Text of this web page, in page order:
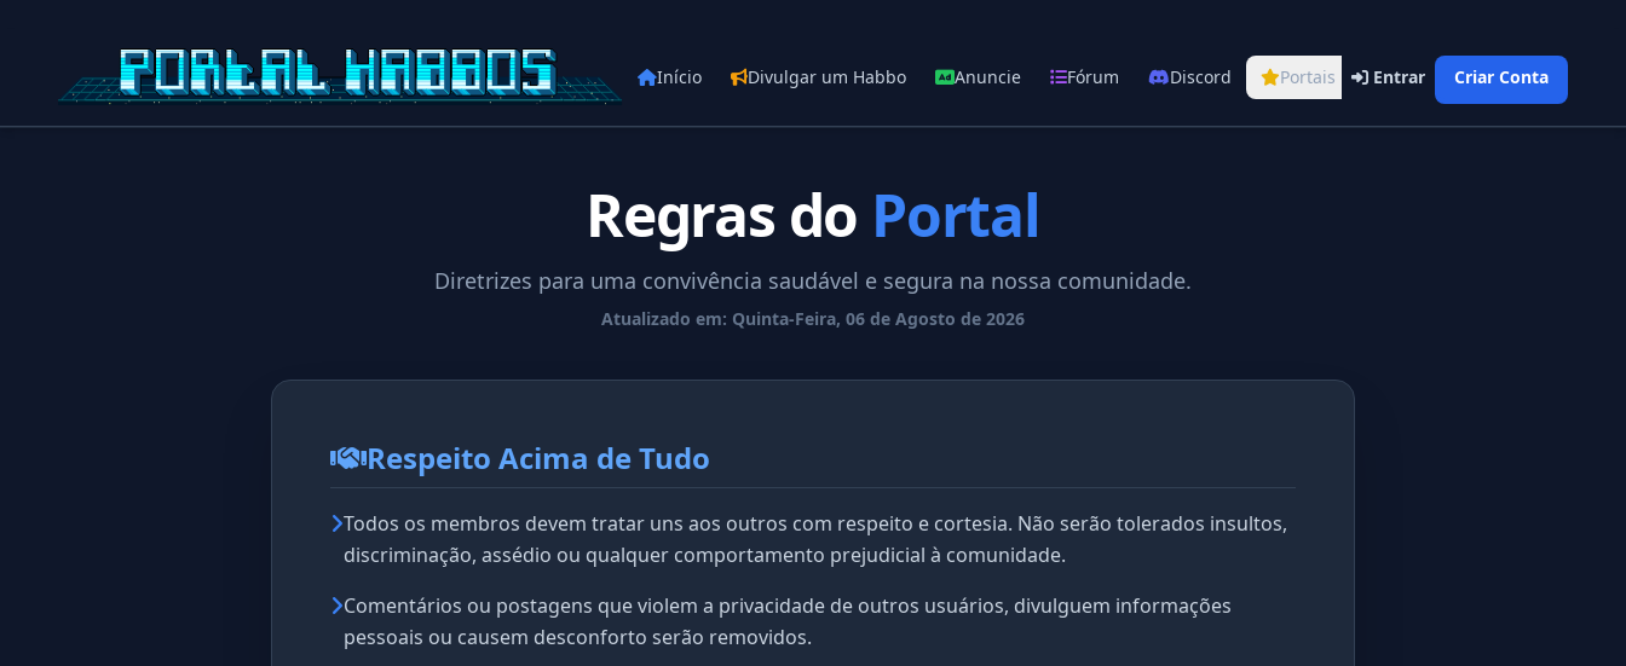
Início Divulgar um Habbo Anuncie Fórum Discord Portais Entrar Criar Conta
Regras do Portal
Diretrizes para uma convivência saudável e segura na nossa comunidade.
Atualizado em: Quinta-Feira, 06 de Agosto de 2026
Respeito Acima de Tudo
Todos os membros devem tratar uns aos outros com respeito e cortesia. Não serão tolerados insultos,
discriminação, assédio ou qualquer comportamento prejudicial à comunidade.
Comentários ou postagens que violem a privacidade de outros usuários, divulguem informações
pessoais ou causem desconforto serão removidos.